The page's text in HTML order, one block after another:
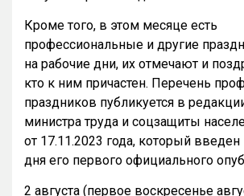
Кроме того, в этом месяце есть
профессиональные и другие
на рабочие дни, их отмечают и
кто к ним причастен. Перечень
праздников публикуется в
министра труда и соцзащиты
от 17.11.2023 года, который
дня его первого официального
2 августа (первое воскресенье